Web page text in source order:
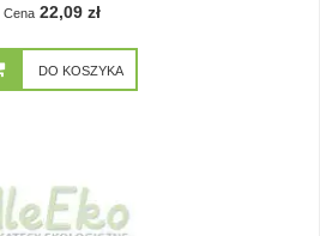
Cena 22,09 zł
DO KOSZYKA